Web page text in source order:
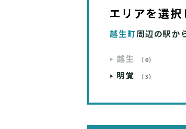
エリアを選
越生町周辺の駅か
越生 （0）
明覚 （3）